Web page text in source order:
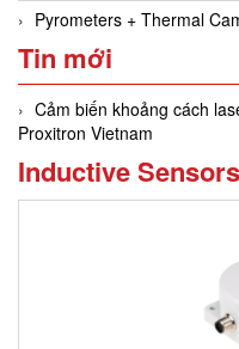
Pyrometers + Thermal
Tin mới
Cảm biến khoảng cách
Proxitron Vietnam
Inductive Sensors